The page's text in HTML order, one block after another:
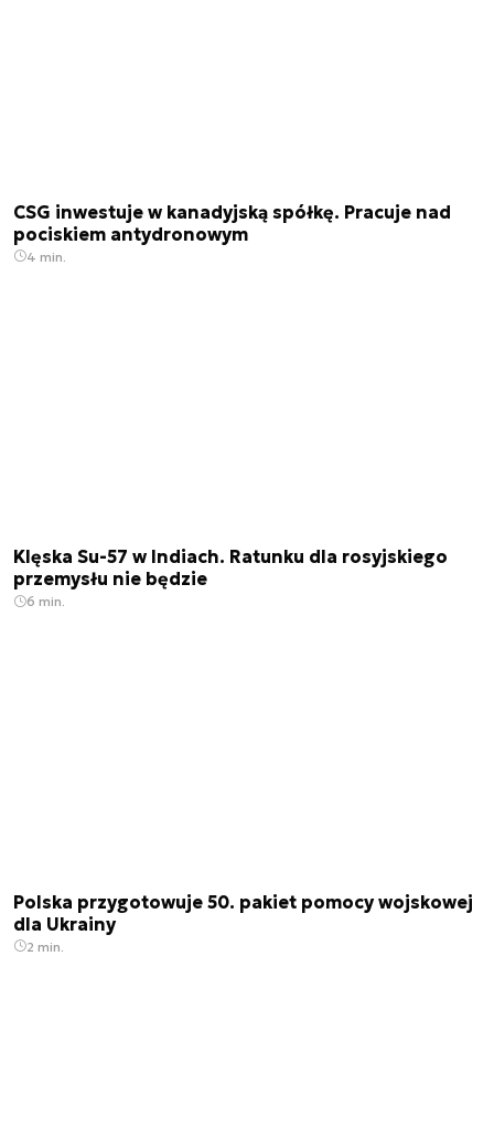
CSG inwestuje w kanadyjską spółkę. Pracuje nad
pociskiem antydronowym
4 min.
Klęska Su-57 w Indiach. Ratunku dla rosyjskiego
przemysłu nie będzie
6 min.
Polska przygotowuje 50. pakiet pomocy wojskowej
dla Ukrainy
2 min.